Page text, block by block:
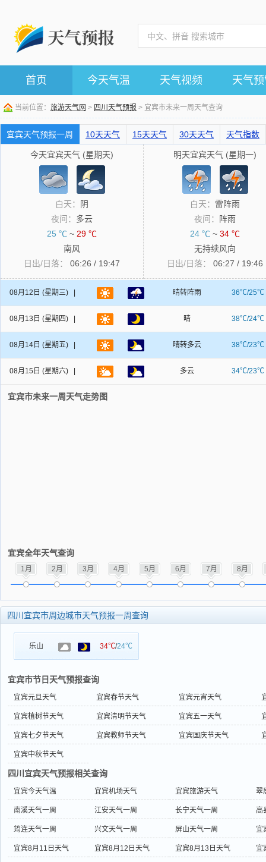
首页 今天气温 天气视频 天气
当前位置： 旅游天气网 > 四川天气预报 > 宜宾市未来一周天气查询
宜宾天气预报一周 10天天气 15天天气 30天天气 天气指数
今天宜宾天气 (星期天)
白天：
阴
夜间： 多云
25 ℃ ~ 29 ℃
南风
日出/日落：
06:26 / 19:47
明天宜宾天气 (星期一)
白天： 雷阵雨
夜间：
阵雨
24 ℃ ~ 34 ℃
无持续风向
日出/日落：
06:27 / 19:46
08月12日 (星期三) | 晴转阵雨 36℃/25℃
08月13日 (星期四) | 晴 38℃/24℃
08月14日 (星期五) | 晴转多云 38℃/23℃
08月15日 (星期六) | 多云 34℃/23℃
宜宾市未来一周天气走势图
宜宾全年天气查询
1月 2月 3月 4月 5月 6月 7月 8月
四川宜宾市周边城市天气预报一周查询
乐山 34℃/24℃
宜宾市节日天气预报查询
宜宾元旦天气 宜宾春节天气 宜宾元宵天气
宜宾植树节天气 宜宾清明节天气 宜宾五一天气
宜宾七夕节天气 宜宾教师节天气 宜宾国庆节天气
宜宾中秋节天气
四川宜宾天气预报相关查询
宜宾今天气温 宜宾机场天气 宜宾旅游天气 翠
南溪天气一周 江安天气一周 长宁天气一周 高
筠连天气一周 兴文天气一周 屏山天气一周 宜
宜宾8月11日天气 宜宾8月12日天气 宜宾8月13日天气 宜